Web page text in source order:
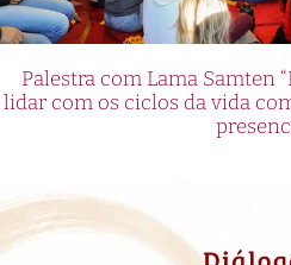
Palestra com Lama Samten
lidar com os ciclos da vida